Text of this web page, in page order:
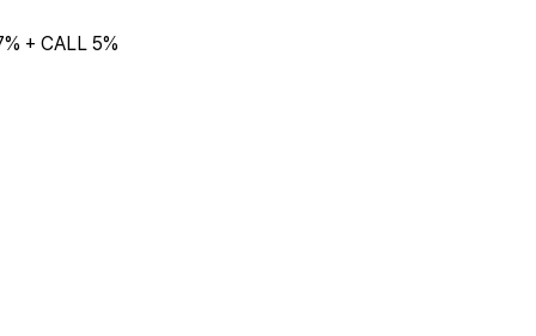
+ CALL 5%